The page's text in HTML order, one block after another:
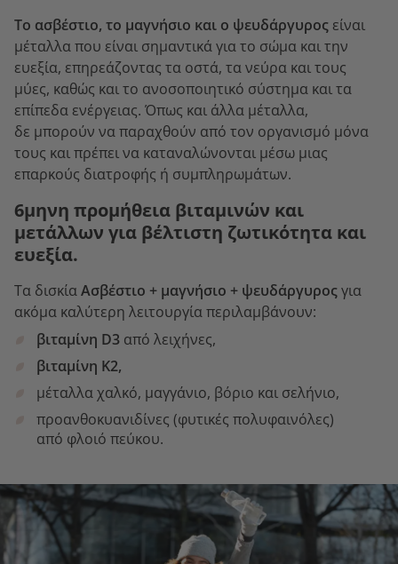
Το ασβέστιο, το μαγνήσιο και ο ψευδάργυρος είναι
μέταλλα που είναι σημαντικά για το σώμα και την
ευεξία, επηρεάζοντας τα οστά, τα νεύρα και τους
μύες, καθώς και το ανοσοποιητικό σύστημα και τα
επίπεδα ενέργειας. Όπως και άλλα μέταλλα,
δε μπορούν να παραχθούν από τον οργανισμό μόνα
τους και πρέπει να καταναλώνονται μέσω μιας
επαρκούς διατροφής ή συμπληρωμάτων.
6μηνη προμήθεια βιταμινών και
μετάλλων για βέλτιστη ζωτικότητα και
ευεξία.
Τα δισκίαΑσβέστιο + μαγνήσιο + ψευδάργυρος για
ακόμα καλύτερη λειτουργία περιλαμβάνουν:
βιταμίνη D3 από λειχήνες,
βιταμίνη K2,
μέταλλα χαλκό, μαγγάνιο, βόριο και σελήνιο,
προανθοκυανιδίνες (φυτικές πολυφαινόλες)
από φλοιό πεύκου.